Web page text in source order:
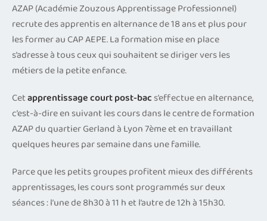
AZAP (Académie Zouzous Apprentissage Professionnel)
recrute des apprentis en alternance de 18 ans et plus pour
les former au CAP AEPE. La formation mise en place
s’adresse à tous ceux qui souhaitent se diriger vers les
métiers de la petite enfance.
Cetapprentissage court post-bac s’effectue en alternance,
c’est-à-dire en suivant les cours dans le centre de formation
AZAP du quartier Gerland à Lyon 7ème et en travaillant
quelques heures par semaine dans une famille.
Parce que les petits groupes profitent mieux des différents
apprentissages, les cours sont programmés sur deux
séances : l’une de 8h30 à 11 h et l’autre de 12h à 15h30.